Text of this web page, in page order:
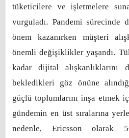
tüketicilere ve işletmelere
vurguladı. Pandemi sürecinde
önem kazanırken müşteri
önemli değişiklikler yaşandı.
kadar dijital alışkanlıklarını
bekledikleri göz önüne
güçlü toplumlarını inşa etmek
gündemin en üst sıralarına
nedenle, Ericsson olarak